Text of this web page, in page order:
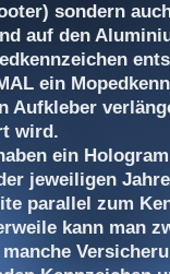
sondern
auf den
ein
Aufkleber
wird.
ein
jeweiligen
parallel zum
kann man